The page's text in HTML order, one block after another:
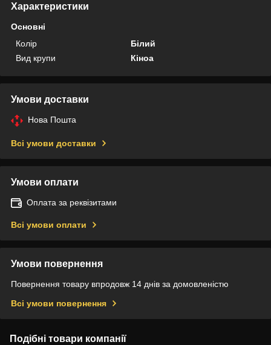
Характеристики
Основні
Колір
Білий
Вид крупи
Кіноа
Умови доставки
Нова Пошта
Всі умови доставки
Умови оплати
Оплата за реквізитами
Всі умови оплати
Умови повернення
Повернення товару впродовж 14 днів за домовленістю
Всі умови повернення
Подібні товари компанії